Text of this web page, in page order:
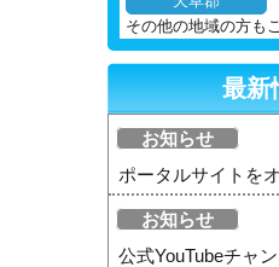
その他の地域の方も
最新
お知らせ
ポータルサイトを
お知らせ
公式YouTubeチャ